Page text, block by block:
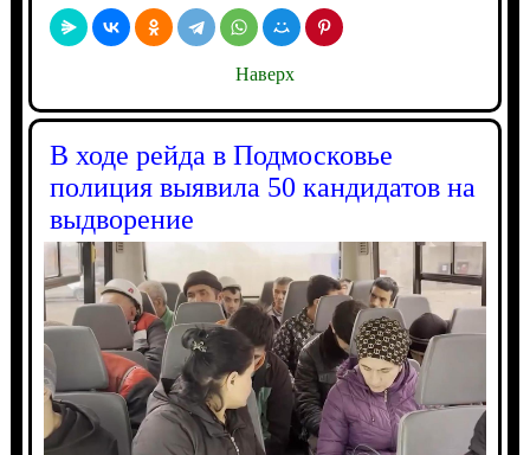
Наверх
В ходе рейда в Подмосковье
полиция выявила 50 кандидатов на
выдворение